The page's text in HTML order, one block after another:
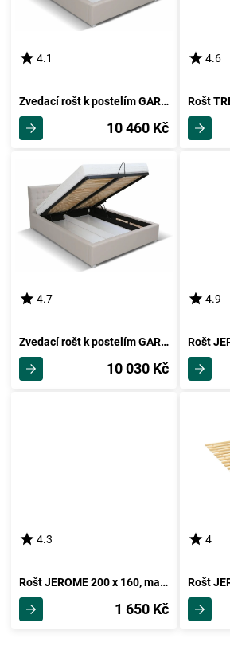
4.1
Zvedací rošt k postelím GARGE 180
10 460 Kč
4.6
4.7
Zvedací rošt k postelím GARGE 160
10 030 Kč
4.9
4.3
Rošt JEROME 200 x 160, masiv smrk
1 650 Kč
4